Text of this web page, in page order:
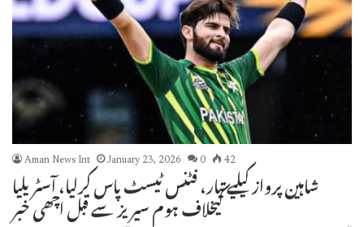
Aman News Int January 23, 2026 0 42
شاہین پرواز کیلیے تیار، فٹنس ٹیسٹ پاس کرلیا، آسٹریلیا
کیخلاف ہوم سیریز سے قبل اچھی خبر